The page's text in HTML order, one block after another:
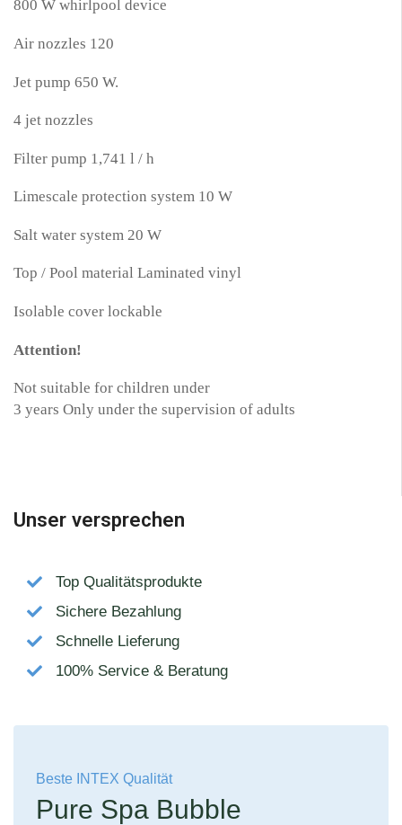
800 W whirlpool device
Air nozzles 120
Jet pump 650 W.
4 jet nozzles
Filter pump 1,741 l / h
Limescale protection system 10 W
Salt water system 20 W
Top / Pool material Laminated vinyl
Isolable cover lockable
Attention!
Not suitable for children under
3 years Only under the supervision of adults
Unser versprechen
Top Qualitätsprodukte
Sichere Bezahlung
Schnelle Lieferung
100% Service & Beratung
Beste INTEX Qualität
Pure Spa Bubble